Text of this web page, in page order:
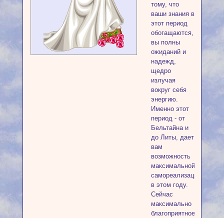
тому, что
ваши знания в
этот период
обогащаются,
вы полны
ожиданий и
надежд,
щедро
излучая
вокруг себя
энергию.
Именно этот
период - от
Бельтайна и
до Литы, дает
вам
возможность
максимальной
самореализации
в этом году.
Сейчас
максимально
благоприятное